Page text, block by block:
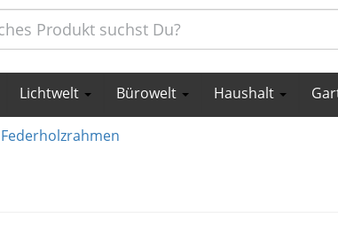
Lichtwelt Bürowelt Haushalt
Federholzrahmen